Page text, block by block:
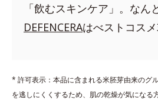
「飲むスキンケア」。なんと
DEFENCERAはべストコス
* 許可表示：本品に含まれる米胚芽由来のグ
を逃しにくくするため、肌の乾燥が気になる